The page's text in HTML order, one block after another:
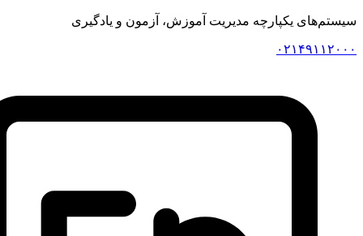
یکپارچه مدیریت آموزش، آزمون و یادگیری